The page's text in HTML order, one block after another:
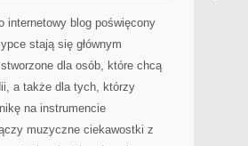
internetowy blog poświęcony
stają się głównym
dla osób, które chcą
a także dla tych, którzy
na instrumencie
muzyczne ciekawostki z